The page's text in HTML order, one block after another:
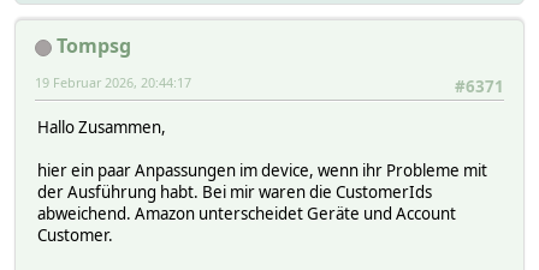
Tompsg
#6371
19 Februar 2026, 20:44:17
Hallo Zusammen,
hier ein paar Anpassungen im device, wenn ihr Probleme mit
der Ausführung habt. Bei mir waren die CustomerIds
abweichend. Amazon unterscheidet Geräte und Account
Customer.